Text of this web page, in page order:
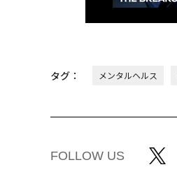
タグ： メンタルヘルス
FOLLOW US